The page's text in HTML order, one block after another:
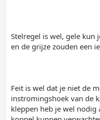
Stelregel is wel, gele kun
en de grijze zouden een
Feit is wel dat je niet de
instromingshoek van de
kleppen heb je wel